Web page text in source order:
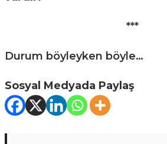
***
Durum böyleyken böyle…
Sosyal Medyada Paylaş